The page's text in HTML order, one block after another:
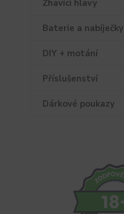
Žhavící hlavy
Baterie a nabíječky
DIY + motání
Příslušenství
Dárkové poukazy